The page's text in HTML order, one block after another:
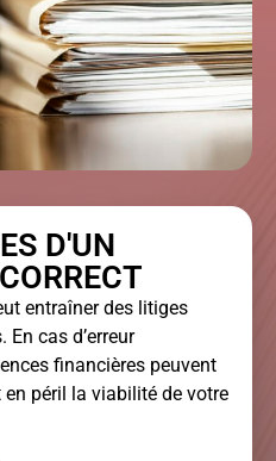
D'UN
entraîner des litiges
cas d’erreur
financières peuvent
péril la viabilité de votre